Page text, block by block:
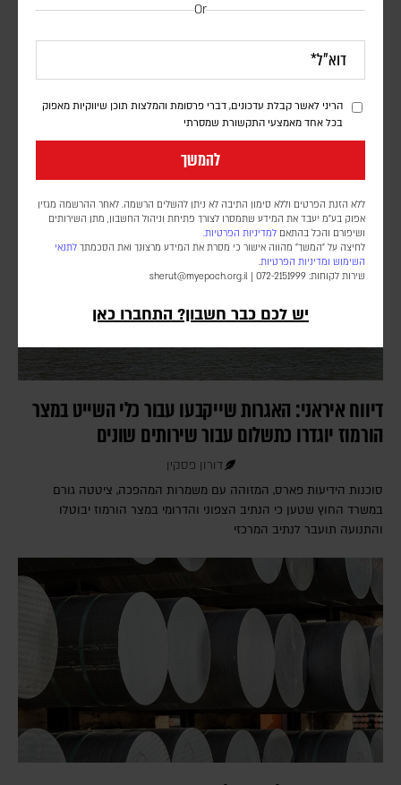
Or
הריני לאשר קבלת עדכונים, דברי פרסומת והמלצות תוכן שיווקיות מאפוק
בכל אחד מאמצעי התקשורת שמסרתי
להמשך
ללא הזנת הפרטים וללא סימון התיבה לא ניתן להשלים הרשמה. לאחר ההרשמה מגזין
אפוק בע״מ יעבד את המידע שתמסרו לצורך פתיחת וניהול החשבון, מתן השירותים
ושיפורם והכל בהתאם למדיניות הפרטיות.
לחיצה על "המשך" מהווה אישור כי מסרת את המידע מרצונך ואת הסכמתך לתנאי
השימוש ומדיניות הפרטיות.
שירות לקוחות: 072-2151999 |
sherut@myepoch.org.il
יש לכם כבר חשבון? התחברו כאן
הבין-לאומי
דורון פסקין
מספר החיילים ומועד פריסתם טרם פורסמו. הכוח הבין-לאומי עדיין לא
נפרס ברצועה, וממתין ליישום השלב השני וכניסת המנהלת הפלסטינית
דיווח איראני: האגרות שייקבעו עבור כלי השייט במצר
הורמוז יוגדרו כתשלום עבור שירותים שונים
דורון פסקין
סוכנות הידיעות פארס, המזוהה עם משמרות המהפכה, ציטטה גורם
במשרד החוץ שטען כי הנתיב הצפוני והדרומי במצר הורמוז יבוטלו
והתנועה תועבר לנתיב המרכזי